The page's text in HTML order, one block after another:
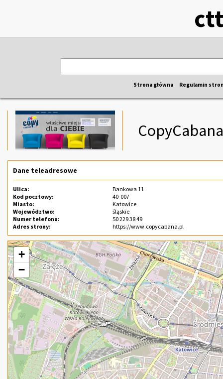
Strona główna Regulamin
CopyCabana
Dane teleadresowe
Ulica:
Bankowa 11
Kod pocztowy:
40-007
Miasto:
Katowice
Województwo:
śląskie
Numer telefonu:
50 229 38 49
Adres strony:
https://www.copycabana.pl
+
−